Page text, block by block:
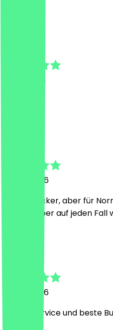
25 juli 2026
27 juni 2026
Seeehr lecker, aber für
würden aber auf jeden
27 juni 2026
Bester Service und beste